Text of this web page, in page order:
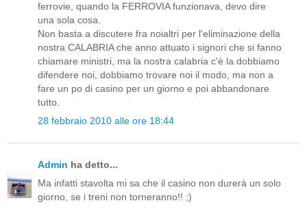
ferrovie, quando la FERROVIA funzionava, devo dire
una sola cosa.
Non basta a discutere fra noialtri per l'eliminazione della
nostra CALABRIA che anno attuato i signori che si fanno
chiamare ministri, ma la nostra calabria c'è la dobbiamo
difendere noi, dobbiamo trovare noi il modo, ma non a
fare un po di casino per un giorno e poi abbandonare
tutto.
28 febbraio 2010 alle ore 18:44
Admin ha detto...
Ma infatti stavolta mi sa che il casino non durerà un solo
giorno, se i treni non torneranno!! ;)